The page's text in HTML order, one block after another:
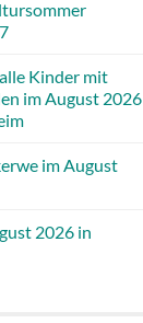
Kinder mit
im August 2026
im August
2026 in